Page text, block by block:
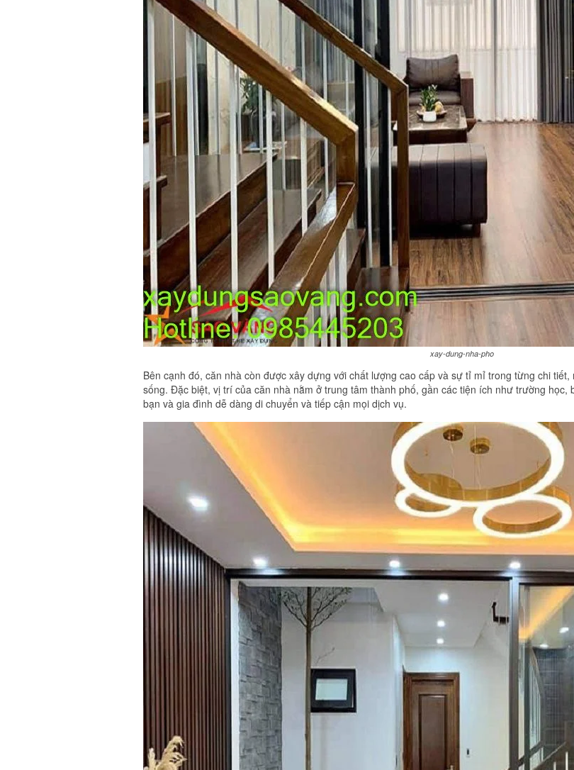
xay-dung-nha-pho
Bên cạnh đó, căn nhà còn được xây dựng với chất lượng cao cấp và sự tỉ mỉ trong từng chi
sống. Đặc biệt, vị trí của căn nhà nằm ở trung tâm thành phố, gần các tiện ích như trường học,
bạn và gia đình dễ dàng di chuyển và tiếp cận mọi dịch vụ.